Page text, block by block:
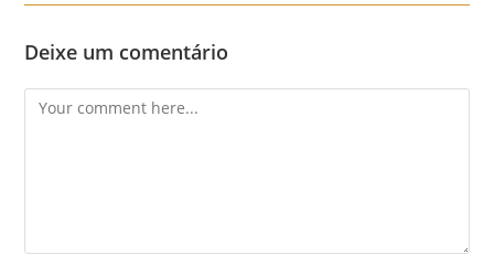
Deixe um comentário
Comment